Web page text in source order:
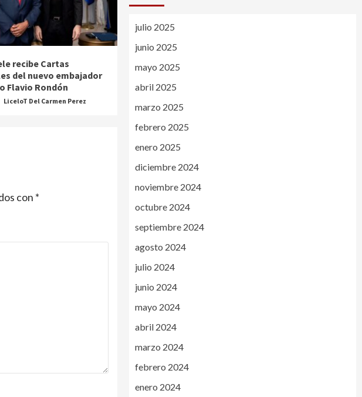
recibe Cartas
del nuevo embajador
Flavio Rondón
LiceloT Del Carmen Perez
con *
julio 2025
junio 2025
mayo 2025
abril 2025
marzo 2025
febrero 2025
enero 2025
diciembre 2024
noviembre 2024
octubre 2024
septiembre 2024
agosto 2024
julio 2024
junio 2024
mayo 2024
abril 2024
marzo 2024
febrero 2024
enero 2024